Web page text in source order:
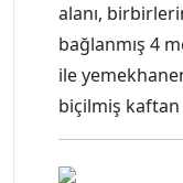
alanı,
bağlanmış 4
ile
biçilmiş kaftan